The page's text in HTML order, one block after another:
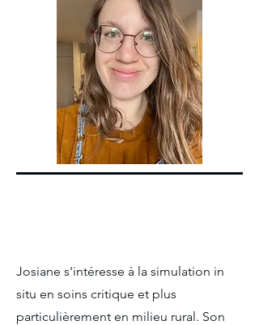
Josiane s'intéresse à la simulation in
situ en soins critique et plus
particulièrement en milieu rural. Son